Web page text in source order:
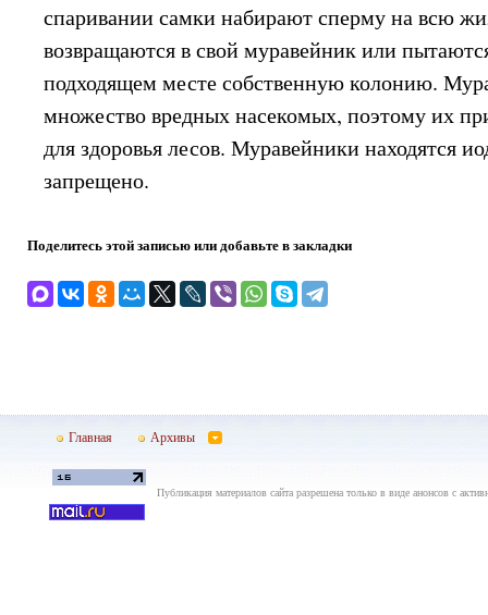
спаривании самки набирают сперму на всю
возвращаются в свой муравейник или
подходящем месте собственную колонию.
множество вредных насекомых, поэтому их
для здоровья лесов. Муравейники находятся
запрещено.
Поделитесь этой записью или добавьте в закладки
Главная Архивы
Публикация материалов сайта разрешена только в виде анонсов с